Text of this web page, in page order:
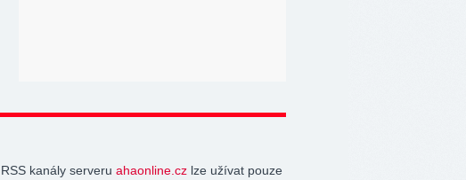
RSS kanály serveru ahaonline.cz lze užívat pouze